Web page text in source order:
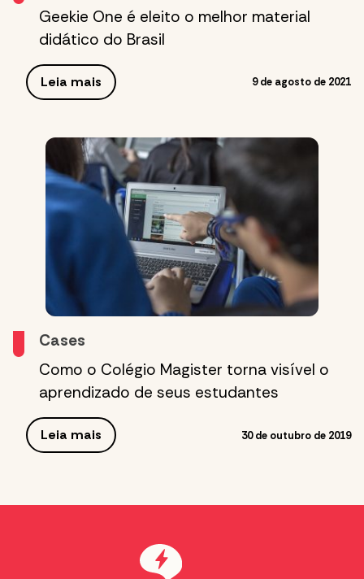
Geekie One é eleito o melhor material
didático do Brasil
Leia mais 9 de agosto de 2021
Cases
Como o Colégio Magister torna visível o
aprendizado de seus estudantes
Leia mais 30 de outubro de 2019